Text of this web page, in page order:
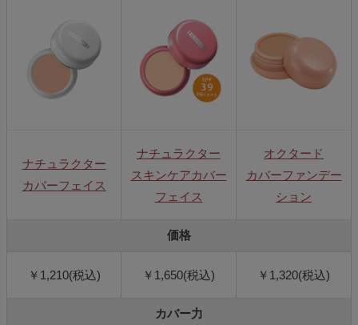
ナチュラクター
カバーフェイス
ナチュラクター
スキンケアカバー
フェイス
オクタード
カバーファンデー
ション
価格
￥1,210(税込) ￥1,650(税込) ￥1,320(税込)
カバー力